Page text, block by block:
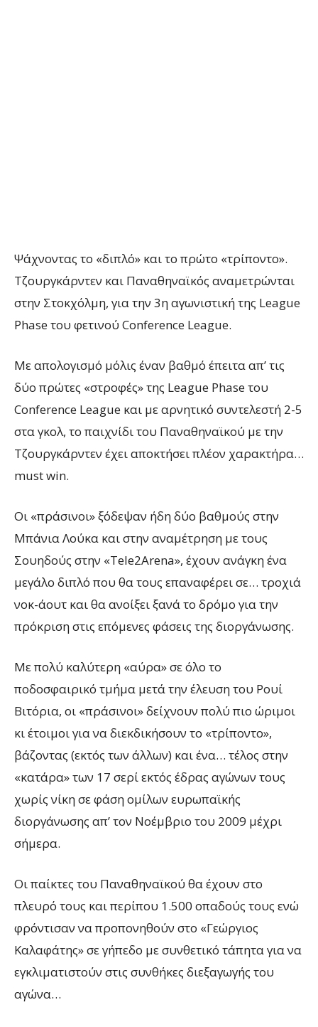
Ψάχνοντας το «διπλό» και το πρώτο «τρίποντο».
Τζουργκάρντεν και Παναθηναϊκός αναμετρώνται
στην Στοκχόλμη, για την 3η αγωνιστική της League
Phase του φετινού Conference League.
Με απολογισμό μόλις έναν βαθμό έπειτα απ’ τις
δύο πρώτες «στροφές» της League Phase του
Conference League και με αρνητικό συντελεστή 2-5
στα γκολ, το παιχνίδι του Παναθηναϊκού με την
Τζουργκάρντεν έχει αποκτήσει πλέον χαρακτήρα…
must win.
Οι «πράσινοι» ξόδεψαν ήδη δύο βαθμούς στην
Μπάνια Λούκα και στην αναμέτρηση με τους
Σουηδούς στην «Tele2Arena», έχουν ανάγκη ένα
μεγάλο διπλό που θα τους επαναφέρει σε… τροχιά
νοκ-άουτ και θα ανοίξει ξανά το δρόμο για την
πρόκριση στις επόμενες φάσεις της διοργάνωσης.
Με πολύ καλύτερη «αύρα» σε όλο το
ποδοσφαιρικό τμήμα μετά την έλευση του Ρουί
Βιτόρια, οι «πράσινοι» δείχνουν πολύ πιο ώριμοι
κι έτοιμοι για να διεκδικήσουν το «τρίποντο»,
βάζοντας (εκτός των άλλων) και ένα… τέλος στην
«κατάρα» των 17 σερί εκτός έδρας αγώνων τους
χωρίς νίκη σε φάση ομίλων ευρωπαϊκής
διοργάνωσης απ’ τον Νοέμβριο του 2009 μέχρι
σήμερα.
Οι παίκτες του Παναθηναϊκού θα έχουν στο
πλευρό τους και περίπου 1.500 οπαδούς τους ενώ
φρόντισαν να προπονηθούν στο «Γεώργιος
Καλαφάτης» σε γήπεδο με συνθετικό τάπητα για να
εγκλιματιστούν στις συνθήκες διεξαγωγής του
αγώνα…